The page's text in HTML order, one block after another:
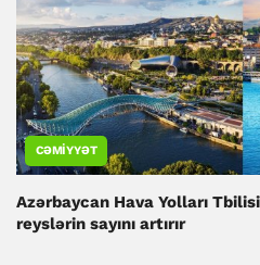
CƏMIYYƏT
Azərbaycan Hava Yolları
reyslərin sayını artırır